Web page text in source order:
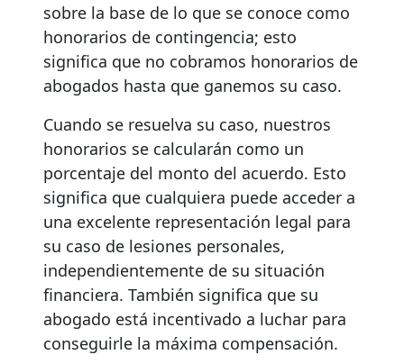
sobre la base de lo que se conoce como
honorarios de contingencia; esto
significa que no cobramos honorarios de
abogados hasta que ganemos su caso.
Cuando se resuelva su caso, nuestros
honorarios se calcularán como un
porcentaje del monto del acuerdo. Esto
significa que cualquiera puede acceder a
una excelente representación legal para
su caso de lesiones personales,
independientemente de su situación
financiera. También significa que su
abogado está incentivado a luchar para
conseguirle la máxima compensación.